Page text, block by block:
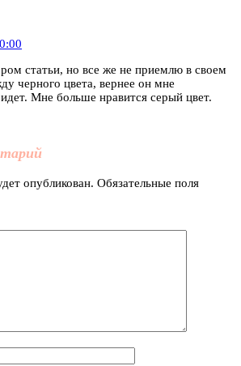
статьи, но все же не приемлю в своем
черного цвета, вернее он мне
Мне больше нравится серый цвет.
опубликован. Обязательные поля